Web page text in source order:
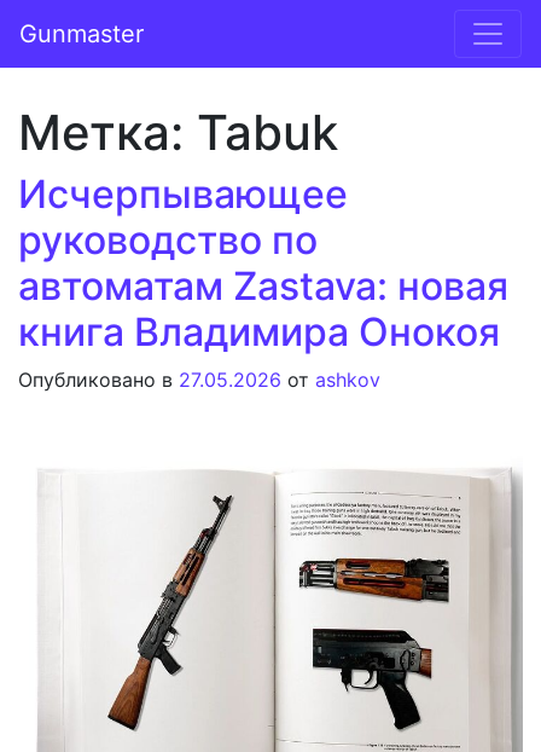
Основная навигация
Gunmaster
Метка: Tabuk
Исчерпывающее
руководство по
автоматам Zastava: новая
книга Владимирa Онокоя
Опубликовано в 27.05.2026 от ashkov